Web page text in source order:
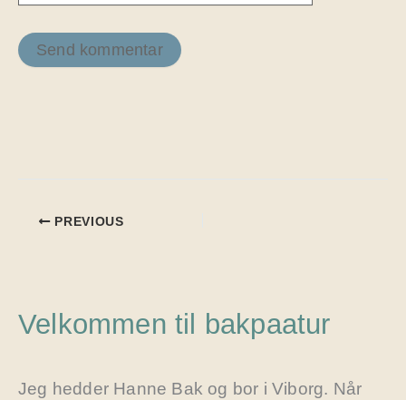
PREVIOUS
Velkommen til bakpaatur
Jeg hedder Hanne Bak og bor i Viborg. Når